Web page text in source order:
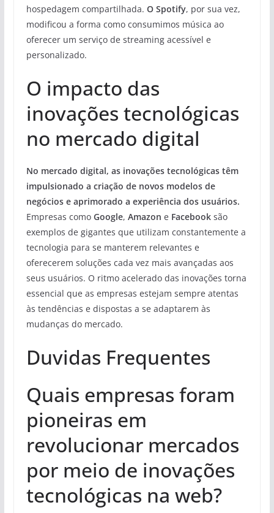
hospedagem compartilhada. O Spotify, por sua vez,
modificou a forma como consumimos música ao
oferecer um serviço de streaming acessível e
personalizado.
O impacto das
inovações tecnológicas
no mercado digital
No mercado digital, as inovações tecnológicas têm
impulsionado a criação de novos modelos de
negócios e aprimorado a experiência dos usuários.
Empresas como Google, Amazon e Facebooksão
exemplos de gigantes que utilizam constantemente a
tecnologia para se manterem relevantes e
oferecerem soluções cada vez mais avançadas aos
seus usuários. O ritmo acelerado das inovações torna
essencial que as empresas estejam sempre atentas
às tendências e dispostas a se adaptarem às
mudanças do mercado.
Duvidas Frequentes
Quais empresas foram
pioneiras em
revolucionar mercados
por meio de inovações
tecnológicas na web?